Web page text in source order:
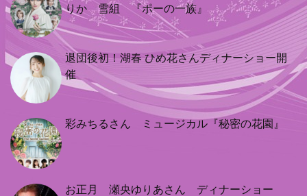
りか 雪組 『ポーの一族』
退団後初！湖春 ひめ花さんディナーショー開
催
彩みちるさん ミュージカル『秘密の花園』
お正月 瀬央ゆりあさん ディナーショー